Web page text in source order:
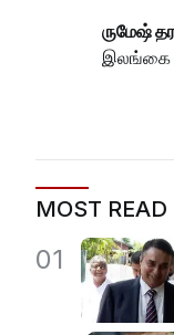
ருமேஷ்
இலங்கை
MOST READ
01